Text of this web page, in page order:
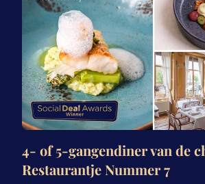
4- of 5-gangendiner van de
Restaurantje Nummer 7